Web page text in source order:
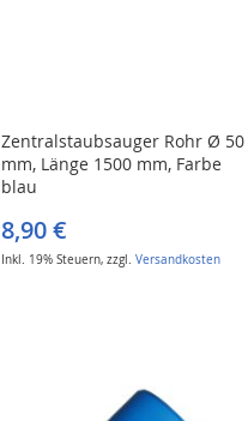
Zentralstaubsauger Rohr Ø 50
mm, Länge 1500 mm, Farbe
blau
8,90 €
Inkl. 19% Steuern,zzgl.Versandkosten